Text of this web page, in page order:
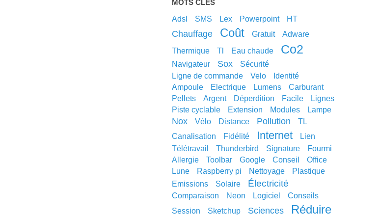
MOTS CLÉS
adsl SMS lex powerpoint HT
chauffage coût gratuit
adware
thermique
eau chaude co2
navigateur sox
sécurité
ligne de commande
velo
identité
ampoule
electrique lumens
carburant
pellets
argent déperdition facile
lignes
piste cyclable
extension modules lampe
nox vélo distance pollution
TL
canalisation
fidélité internet
lien
télétravail
thunderbird signature
fourmi
allergie
toolbar google conseil
office
lune
raspberry pi nettoyage
plastique
emissions
solaire électricité
comparaison neon logiciel
conseils
session
sketchup sciences réduire